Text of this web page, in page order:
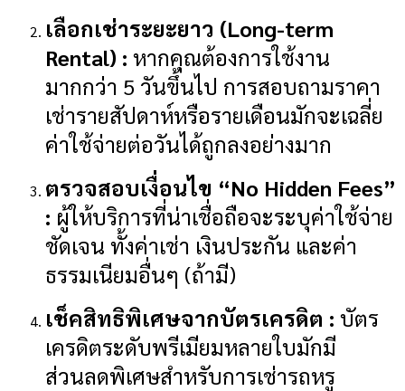
เลือกเช่าระยะยาว (Long-term
Rental) : หากคุณต้องการใช้งาน
มากกว่า 5 วันขึ้นไป การสอบถามราคา
เช่ารายสัปดาห์หรือรายเดือนมักจะเฉลี่ย
ค่าใช้จ่ายต่อวันได้ถูกลงอย่างมาก
ตรวจสอบเงื่อนไข “No Hidden Fees”
: ผู้ให้บริการที่น่าเชื่อถือจะระบุค่าใช้จ่าย
ชัดเจน ทั้งค่าเช่า เงินประกัน และค่า
ธรรมเนียมอื่นๆ (ถ้ามี)
เช็คสิทธิพิเศษจากบัตรเครดิต : บัตร
เครดิตระดับพรีเมียมหลายใบมักมี
ส่วนลดพิเศษสำหรับการเช่ารถหรู